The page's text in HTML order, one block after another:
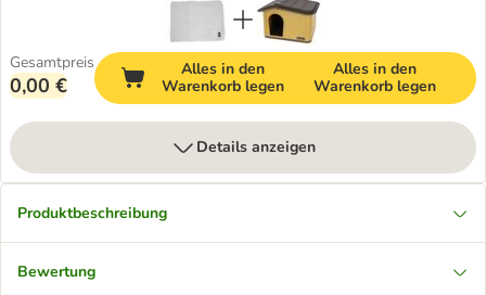
Gesamtpreis
0,00 €
Alles in den
Warenkorb legen
Alles in den
Warenkorb legen
Details anzeigen
Produktbeschreibung
Bewertung